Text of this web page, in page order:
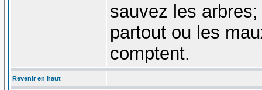
sauvez les
partout ou les
comptent.
Revenir en haut